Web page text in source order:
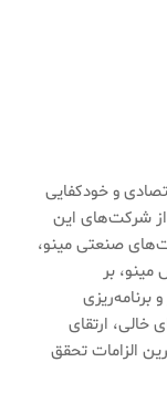
و خودکفایی
از شرکت‌های این
صنعتی مینو،
بر
برنامه‌ریزی
ارتقای
الزامات تحقق